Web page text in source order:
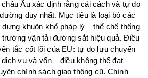
Âu xác định rằng cải cách và tự do
duy nhất. Mục tiêu là loại bỏ các
khuôn khổ pháp lý – thể chế thống
trường vận tải đường sắt hiệu quả. Điều
tắc cốt lõi của EU: tự do lưu chuyển
vụ và vốn – điều không thể đạt
chính sách giao thông cũ. Chính